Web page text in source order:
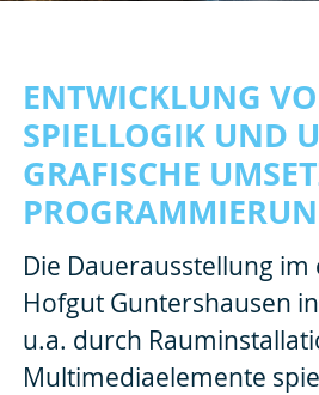
ENTWICKLUNG
SPIELLOGIK UND
GRAFISCHE
Die Dauerausstellung
Hofgut Guntershausen
u.a. durch
Multimediaelemente